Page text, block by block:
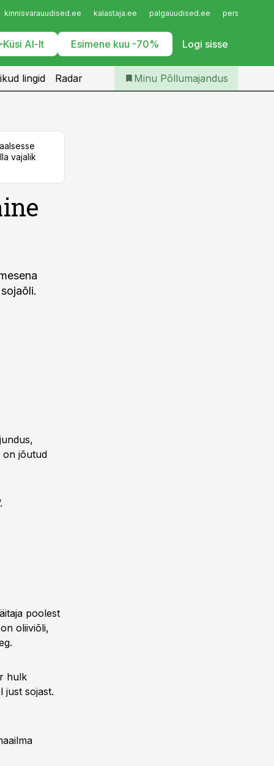
kinnisvarauudised.ee kalastaja.ee palgauudised.ee
Küsi AI-lt Esimene kuu -70% Logi sisse
Iseteenindus
Telli Põllumajandus
lingid Radar Minu Põllumajandus
vajalik
on jõutud
poolest
oliiviõli,
hulk
just sojast.